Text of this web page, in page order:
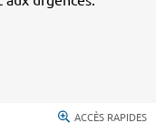
ACCÈS RAPIDES